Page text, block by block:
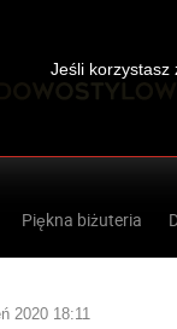
Piękna biżuteria
2020 18:11
Jeśli korzystasz